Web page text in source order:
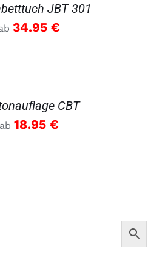
JBT 301
34.95 €
CBT
ab 18.95 €